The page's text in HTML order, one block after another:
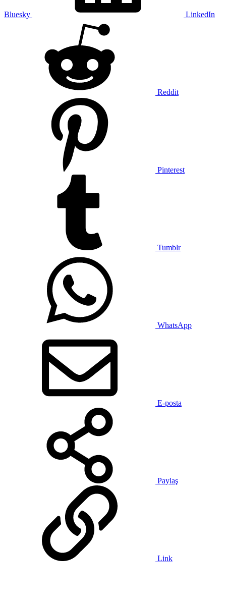
Bluesky LinkedIn
Reddit
Pinterest
Tumblr
WhatsApp
E-posta
Paylaş
Link